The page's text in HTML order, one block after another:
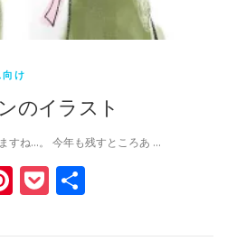
向け
のイラスト
すね…。 今年も残すところあ …
Pinterest
Pocket